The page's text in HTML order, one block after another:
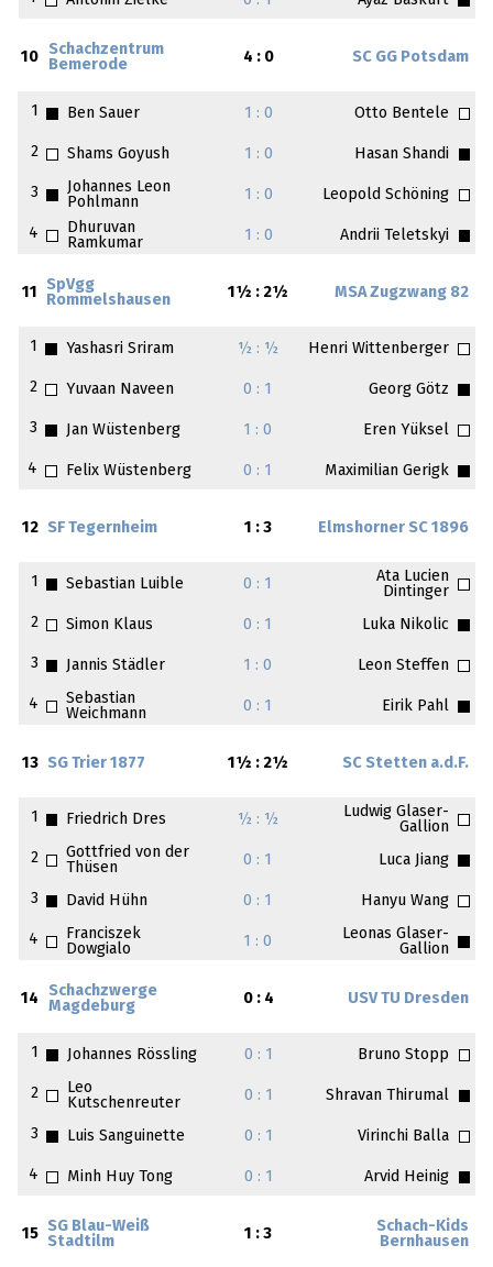
10
Schachzentrum
Bemerode
4 : 0 SC GG Potsdam
1 Ben Sauer 1 : 0 Otto Bentele
2 Shams Goyush 1 : 0 Hasan Shandi
3
Johannes Leon
Pohlmann
1 : 0 Leopold Schöning
4
Dhuruvan
Ramkumar
1 : 0 Andrii Teletskyi
11
SpVgg
Rommelshausen
1½ : 2½ MSA Zugzwang 82
1 Yashasri Sriram ½ : ½ Henri Wittenberger
2 Yuvaan Naveen 0 : 1 Georg Götz
3 Jan Wüstenberg 1 : 0 Eren Yüksel
4 Felix Wüstenberg 0 : 1 Maximilian Gerigk
12 SF Tegernheim 1 : 3 Elmshorner SC 1896
1 Sebastian Luible 0 : 1
Ata Lucien
Dintinger
2
Simon Klaus 0 : 1 Luka Nikolic
3 Jannis Städler 1 : 0 Leon Steffen
4
Sebastian
Weichmann
0 : 1 Eirik Pahl
13 SG Trier 1877 1½ : 2½ SC Stetten a.d.F.
1 Friedrich Dres ½ : ½
Ludwig Glaser-
Gallion
2
Gottfried von der
Thüsen
0 : 1 Luca Jiang
3 David Hühn 0 : 1 Hanyu Wang
4
Franciszek
Dowgialo
1 : 0
Leonas Glaser-
Gallion
14
Schachzwerge
Magdeburg
0 : 4 USV TU Dresden
1 Johannes Rössling 0 : 1 Bruno Stopp
2
Leo
Kutschenreuter
0 : 1 Shravan Thirumal
3 Luis Sanguinette 0 : 1 Virinchi Balla
4 Minh Huy Tong 0 : 1 Arvid Heinig
15
SG Blau-Weiß
Stadtilm
1 : 3
Schach-Kids
Bernhausen